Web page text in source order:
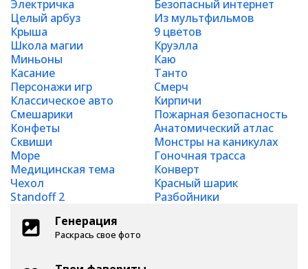
Электричка
Безопасный интернет
Целый арбуз
Из мультфильмов
Крыша
9 цветов
Школа магии
Круэлла
Миньоны
Каю
Касание
Танто
Персонажи игр
Смерч
Классическое авто
Кирпичи
Смешарики
Пожарная безопасность
Конфеты
Анатомический атлас
Сквиши
Монстры на каникулах
Море
Гоночная трасса
Медицинская тема
Конверт
Чехол
Красный шарик
Standoff 2
Разбойники
Генерация
Раскрась свое фото